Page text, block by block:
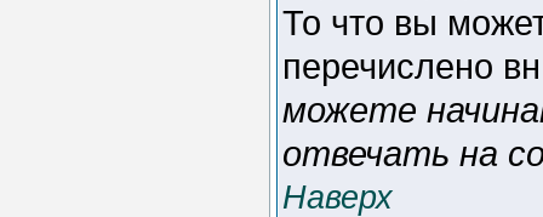
То что вы
перечислено
можете
отвечать на
Наверх